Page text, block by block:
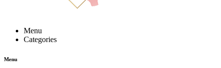
Menu
Categories
Menu